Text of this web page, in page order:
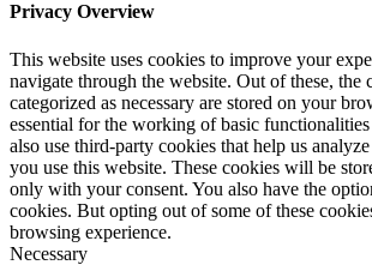
Privacy Overview
This website uses cookies to improve your
navigate through the website. Out of these, the
categorized as necessary are stored on your
essential for the working of basic
also use third-party cookies that help us
you use this website. These cookies will be
only with your consent. You also have the
cookies. But opting out of some of these
browsing experience.
Necessary